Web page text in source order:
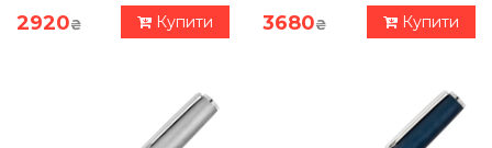
2920₴ Купити 3680₴ Купити